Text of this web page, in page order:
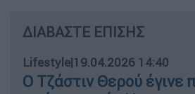
ΔΙΑΒΑΣΤΕ ΕΠΙΣΗΣ
Lifestyle|19.04.2026 14:40
Ο Τζάστιν Θερού έγινε